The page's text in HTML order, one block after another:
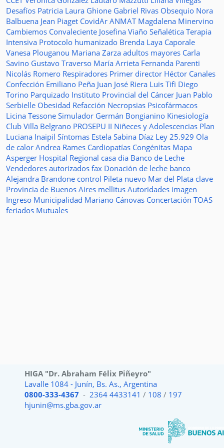
Desafíos Patricia Laura Ghione Gabriel Rivas Obsequio Nora
Balbuena Jean Piaget CovidAr ANMAT Magdalena Minervino
Cambiemos Convaleciente Josefina Viaño Señalética Terapia
Intensiva Protocolo humanizado Brenda Laya Caporale
Vanesa Plouganou Mariana Zarza adultos mayores Carla
Savino Gustavo Traverso María Arrieta Fernanda Parenti
Nicolás Romero Respiradores Primer director Héctor Canales
Confección Emiliano Peña Juan José Riera Luis Tifi Diego
Torino Parquizado Instituto Provincial del Cáncer Juan Pablo
Serbielle Obesidad Refacción Necropsias Psicofármacos
Licina Tessone Simulador Germán Bongianino Kinesiología
Club Villa Belgrano PROSEPU II Niñeces y Adolescencias Plan
Luciana Inaipil Síntomas Estela Sabina Díaz Ley 25.929 Ola
de calor Andrea Rames Cardiopatías Congénitas Mapa
Asperger Hospital Regional casa dia Banco de Leche
Vendedores autorizados fax Donación de leche banco
Alejandra Brandone control Pileta nuevo Mar del Plata clave
Provincia de Buenos Aires mellitus Autoridades imagen
Ingreso Municipalidad Mariano Cánovas Concertación TOAS
feriados Mutuales
HIGA "Dr. Abraham Félix Piñeyro"
Lavalle 1084 - Junín, Bs. As., Argentina
0800-333-4367 -2364 4433141 / 108 / 197
hjunin@ms.gba.gov.ar